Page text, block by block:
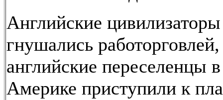
Английские
гнушались
английские переселенцы
Америке приступили к